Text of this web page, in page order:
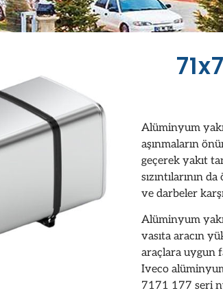
Alüminyum
aşınmaların
geçerek yakıt
sızıntılarının
ve darbeler
Alüminyum
vasıta aracın
araçlara uygun
Iveco
7171 177 seri